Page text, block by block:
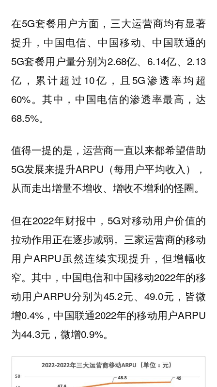
在5G套餐用户方面，三大运营商均有显著
提升，中国电信、中国移动、中国联通的
5G套餐用户量分别为2.68亿、6.14亿、2.13
亿，累计超过10亿，且5G渗透率均超
60%。其中，中国电信的渗透率最高，达
68.5%。
值得一提的是，运营商一直以来都希望借助
5G发展来提升ARPU（每用户平均收入），
从而走出增量不增收、增收不增利的怪圈。
但在2022年财报中，5G对移动用户价值的
拉动作用正在逐步减弱。三家运营商的移动
用户ARPU虽然连续实现提升，但增幅收
窄。其中，中国电信和中国移动2022年的移
动用户ARPU分别为45.2元、49.0元，皆微
增0.4%，中国联通2022年的移动用户ARPU
为44.3元，微增0.9%。